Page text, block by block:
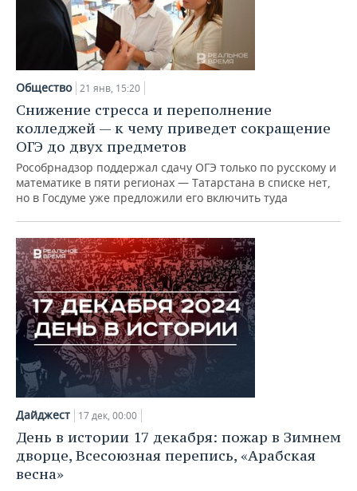
Общество 21 янв, 15:20
Снижение стресса и переполнение
колледжей — к чему приведет сокращение
ОГЭ до двух предметов
Рособрнадзор поддержал сдачу ОГЭ только по русскому и
математике в пяти регионах — Татарстана в списке нет,
но в Госдуме уже предложили его включить туда
Дайджест 17 дек, 00:00
День в истории 17 декабря: пожар в Зимнем
дворце, Всесоюзная перепись, «Арабская
весна»